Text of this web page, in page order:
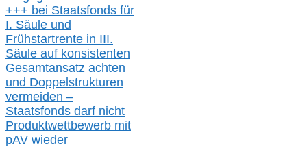
+++ bei Staatsfonds für
I. Säule und
Frühstartrente in III.
Säule auf konsistenten
Gesamtansatz achten
und Doppelstrukturen
vermeiden –
Staatsfonds darf nicht
Produktwettbewerb mit
pAV wieder